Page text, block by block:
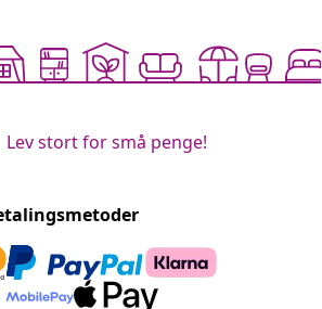
Lev stort for små penge!